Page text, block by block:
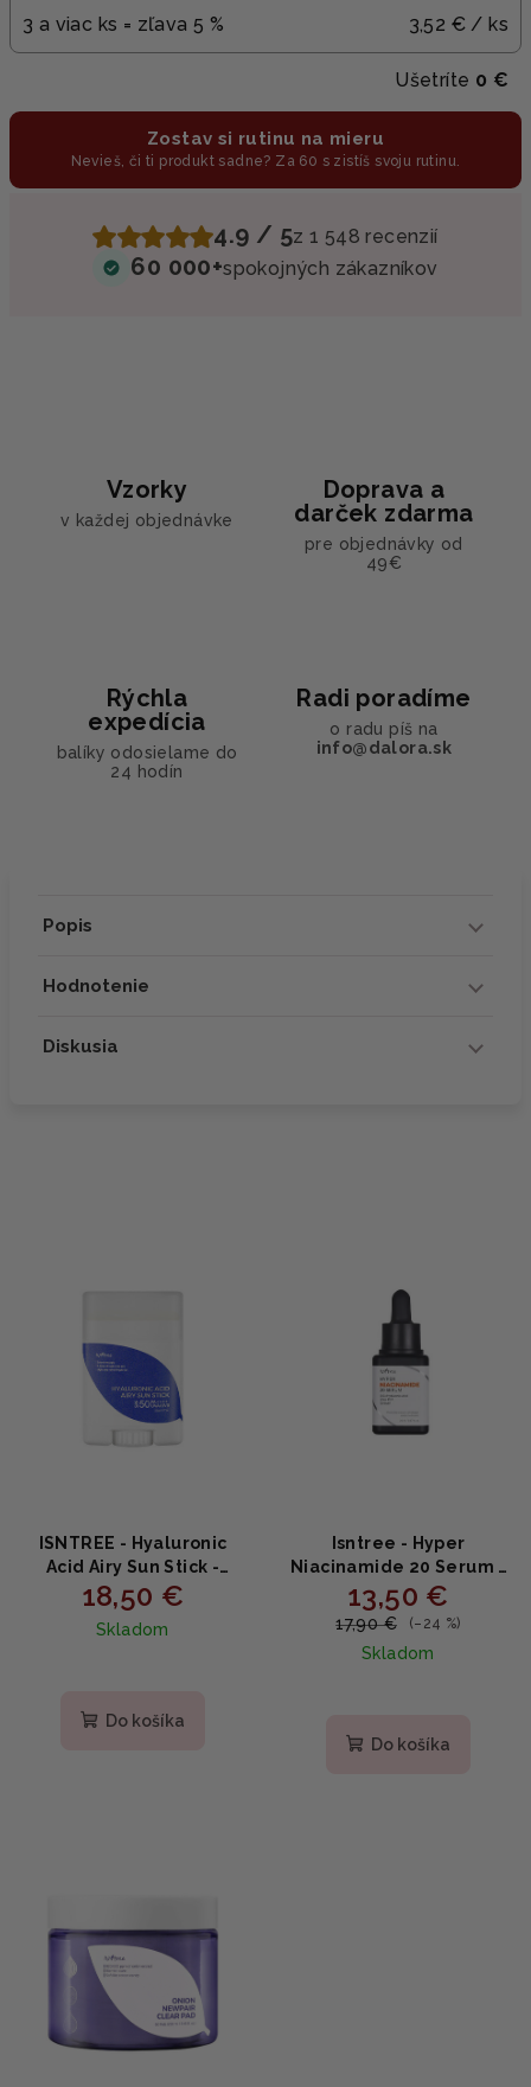
3 a viac ks = zľava 5 % 3,52 € / ks
Ušetríte 0 €
Zostav si rutinu na mieru
Nevieš, či ti produkt sadne? Za 60 s zistíš svoju rutinu.
4.9 / 5z 1 548 recenzií
60 000+spokojných zákazníkov
Vzorky
v každej objednávke
Doprava a
darček zdarma
pre objednávky od
49€
Rýchla
expedícia
balíky odosielame do
24 hodín
Radi poradíme
o radu píš na
info@dalora.sk
Popis
Hodnotenie
Diskusia
ISNTREE - Hyaluronic
Acid Airy Sun Stick -
Opaľovací balzam v
tyčinke 22g
18,50 €
Skladom
Do košíka
Isntree - Hyper
Niacinamide 20 Serum -
Rozjasňujúce sérum s
niacínamidom 20ml
13,50 €
17,90 € (–24 %)
Skladom
Do košíka